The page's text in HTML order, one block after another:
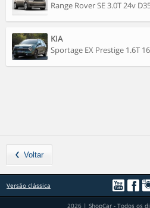
Range Rover SE 3.0T 24v
KIA
Sportage EX Prestige 1.6T
Voltar
Versão clássica
2026 | ShopCar - Todos os